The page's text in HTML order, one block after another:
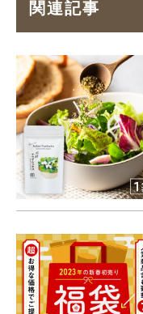
関連記事